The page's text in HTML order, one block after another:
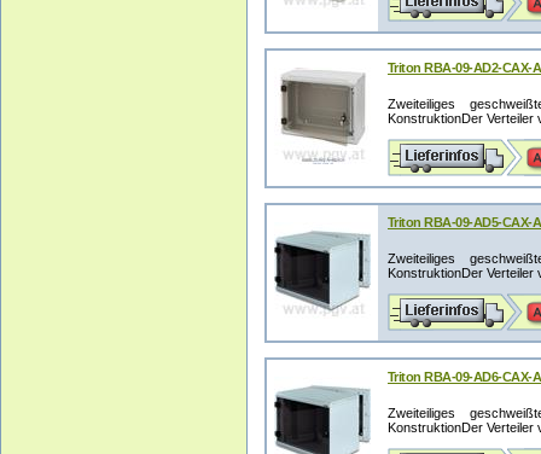
Triton RBA-09-AD2-CAX-
Zweiteiliges
KonstruktionDer Verteiler
Triton RBA-09-AD5-CAX-
Zweiteiliges
KonstruktionDer Verteiler
Triton RBA-09-AD6-CAX-
Zweiteiliges
KonstruktionDer Verteiler